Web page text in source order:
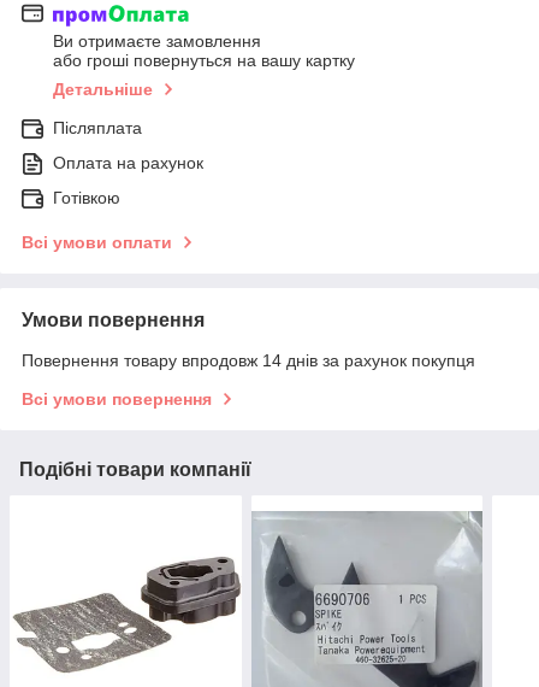
Ви отримаєте замовлення
або гроші повернуться на вашу картку
Детальніше
Післяплата
Оплата на рахунок
Готівкою
Всі умови оплати
Умови повернення
Повернення товару впродовж 14 днів за рахунок покупця
Всі умови повернення
Подібні товари компанії